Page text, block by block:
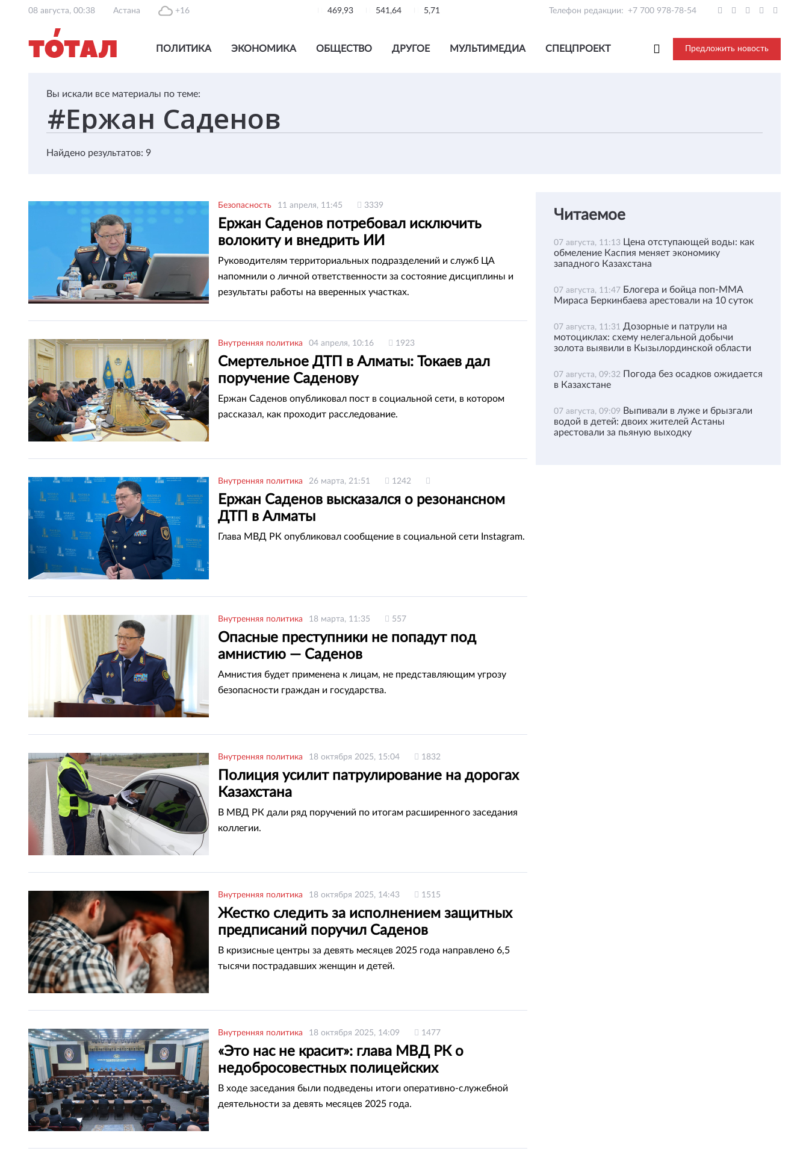
08 августа, 00:38 Астана +16 469,93 541,64 5,71 Телефон редакции: +7 700 978-78-54
ПОЛИТИКА ЭКОНОМИКА ОБЩЕСТВО ДРУГОЕ МУЛЬТИМЕДИА СПЕЦПРОЕКТ Предложить новость
Вы искали все материалы по теме:
Найдено результатов: 9
Безопасность 11 апреля, 11:45 3339
Ержан Саденов потребовал исключить
волокиту и внедрить ИИ
Руководителям территориальных подразделений и служб ЦА
напомнили о личной ответственности за состояние дисциплины и
результаты работы на вверенных участках.
Внутренняя политика 04 апреля, 10:16 1923
Смертельное ДТП в Алматы: Токаев дал
поручение Саденову
Ержан Саденов опубликовал пост в социальной сети, в котором
рассказал, как проходит расследование.
Внутренняя политика 26 марта, 21:51 1242
Ержан Саденов высказался о резонансном
ДТП в Алматы
Глава МВД РК опубликовал сообщение в социальной сети Instagram.
Внутренняя политика 18 марта, 11:35 557
Опасные преступники не попадут под
амнистию — Саденов
Амнистия будет применена к лицам, не представляющим угрозу
безопасности граждан и государства.
Внутренняя политика 18 октября 2025, 15:04 1832
Полиция усилит патрулирование на дорогах
Казахстана
В МВД РК дали ряд поручений по итогам расширенного заседания
коллегии.
Внутренняя политика 18 октября 2025, 14:43 1515
Жестко следить за исполнением защитных
предписаний поручил Саденов
В кризисные центры за девять месяцев 2025 года направлено 6,5
тысячи пострадавших женщин и детей.
Внутренняя политика 18 октября 2025, 14:09 1477
«Это нас не красит»: глава МВД РК о
недобросовестных полицейских
В ходе заседания были подведены итоги оперативно-служебной
деятельности за девять месяцев 2025 года.
Читаемое
07 августа, 11:13 Цена отступающей воды: как
обмеление Каспия меняет экономику
западного Казахстана
07 августа, 11:47 Блогера и бойца поп-ММА
Мираса Беркинбаева арестовали на 10 суток
07 августа, 11:31 Дозорные и патрули на
мотоциклах: схему нелегальной добычи
золота выявили в Кызылординской области
07 августа, 09:32 Погода без осадков ожидается
в Казахстане
07 августа, 09:09 Выпивали в луже и брызгали
водой в детей: двоих жителей Астаны
арестовали за пьяную выходку